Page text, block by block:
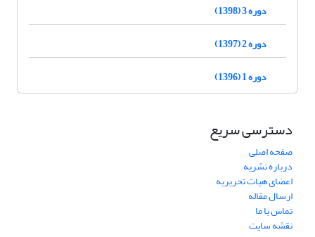
دوره 3 (1398)
دوره 2 (1397)
دوره 1 (1396)
دسترسی سریع
صفحه اصلی
درباره نشریه
اعضای هیات تحریریه
ارسال مقاله
تماس با ما
نقشه سایت